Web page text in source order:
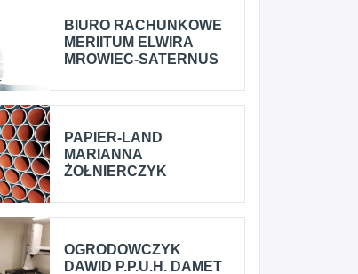
BIURO RACHUNKOWE
MERIITUM ELWIRA
MROWIEC-SATERNUS
PAPIER-LAND
MARIANNA
ŻOŁNIERCZYK
OGRODOWCZYK
DAWID P.P.U.H. DAMET